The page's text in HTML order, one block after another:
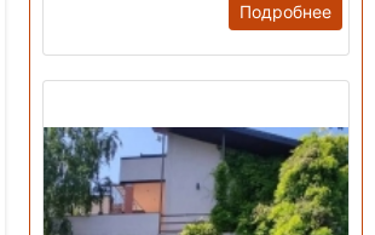
Подробнее